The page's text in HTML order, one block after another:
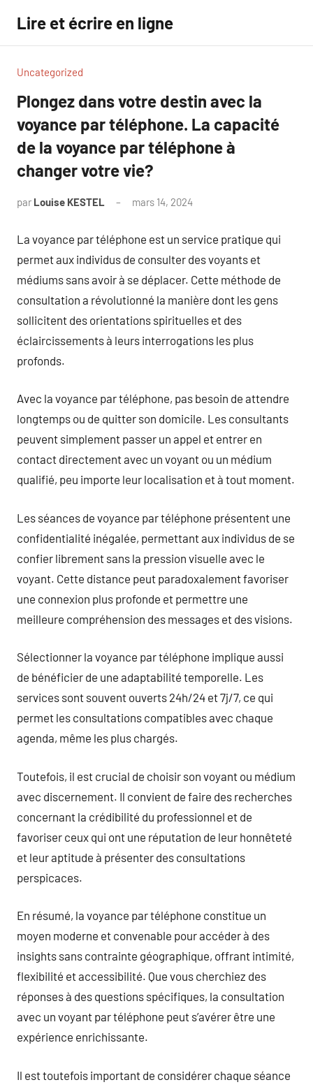
contenu
Lire et écrire en ligne
Uncategorized
Plongez dans votre destin avec la
voyance par téléphone. La capacité
de la voyance par téléphone à
changer votre vie?
par Louise KESTEL mars 14, 2024
La voyance par téléphone est un service pratique qui
permet aux individus de consulter des voyants et
médiums sans avoir à se déplacer. Cette méthode de
consultation a révolutionné la manière dont les gens
sollicitent des orientations spirituelles et des
éclaircissements à leurs interrogations les plus
profonds.
Avec la voyance par téléphone, pas besoin de attendre
longtemps ou de quitter son domicile. Les consultants
peuvent simplement passer un appel et entrer en
contact directement avec un voyant ou un médium
qualifié, peu importe leur localisation et à tout moment.
Les séances de voyance par téléphone présentent une
confidentialité inégalée, permettant aux individus de se
confier librement sans la pression visuelle avec le
voyant. Cette distance peut paradoxalement favoriser
une connexion plus profonde et permettre une
meilleure compréhension des messages et des visions.
Sélectionner la voyance par téléphone implique aussi
de bénéficier de une adaptabilité temporelle. Les
services sont souvent ouverts 24h/24 et 7j/7, ce qui
permet les consultations compatibles avec chaque
agenda, même les plus chargés.
Toutefois, il est crucial de choisir son voyant ou médium
avec discernement. Il convient de faire des recherches
concernant la crédibilité du professionnel et de
favoriser ceux qui ont une réputation de leur honnêteté
et leur aptitude à présenter des consultations
perspicaces.
En résumé, la voyance par téléphone constitue un
moyen moderne et convenable pour accéder à des
insights sans contrainte géographique, offrant intimité,
flexibilité et accessibilité. Que vous cherchiez des
réponses à des questions spécifiques, la consultation
avec un voyant par téléphone peut s’avérer être une
expérience enrichissante.
Il est toutefois important de considérer chaque séance